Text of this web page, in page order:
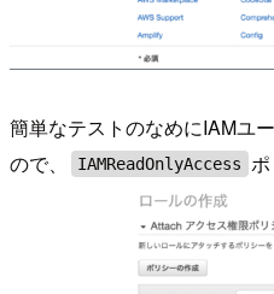
簡単なテストのなめにIAMユ
ので、
IAMReadOnlyAccess